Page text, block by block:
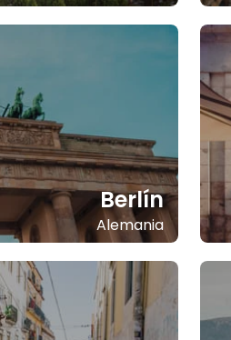
Berlín
Alemania